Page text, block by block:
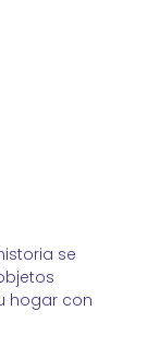
se
hogar con